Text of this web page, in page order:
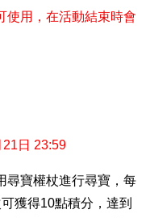
使用，在活動結束時會
21日 23:59
尋寶權杖進行尋寶，每
獲得10點積分，達到